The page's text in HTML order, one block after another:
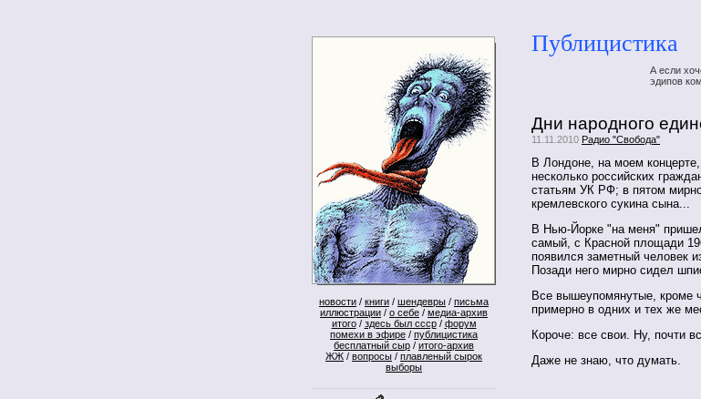
новости / книги / шендевры / письма
иллюстрации / о себе / медиа-архив
итого/ здесь был ссср/ форум
помехи в эфире / публицистика
бесплатный сыр / итого-архив
ЖЖ / вопросы / плавленый сырок
выборы
Публицистика
А если
эдипов
Дни народного
11.11.2010 Радио "Свобода"
В Лондоне, на моем
несколько российских
статьям УК РФ; в пятом
кремлевского сукина сына...
В Нью-Йорке "на меня"
самый, с Красной площади
появился заметный человек
Позади него мирно сидел
Все вышеупомянутые, кроме
примерно в одних и тех же
Короче: все свои. Ну, почти
Даже не знаю, что думать.